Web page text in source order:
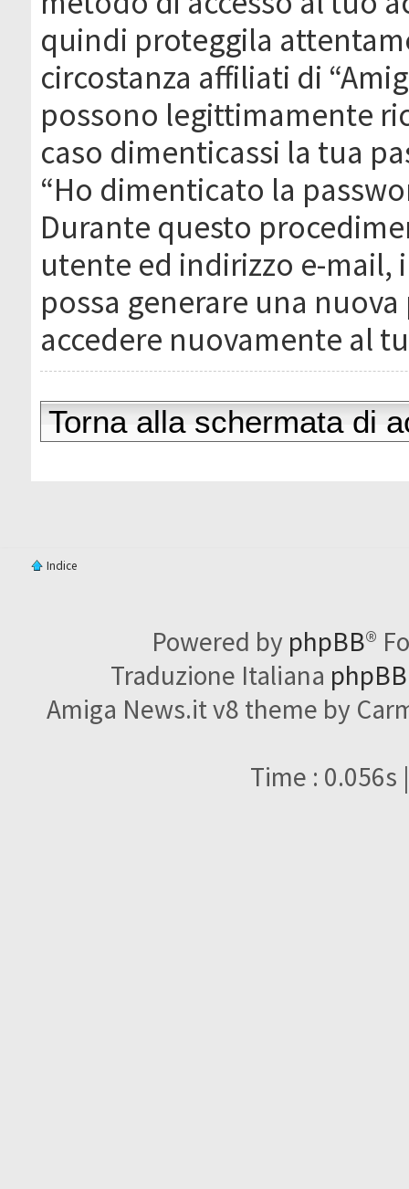
quindi proteggila
circostanza affiliati di
possono legittimamente
caso dimenticassi la tua
“Ho dimenticato la
Durante questo
utente ed indirizzo e-mail,
possa generare una
accedere nuovamente al
Torna alla schermata di
Indice
Powered by phpBB®
Traduzione Italiana
Amiga News.it v8 theme by
Time : 0.056s